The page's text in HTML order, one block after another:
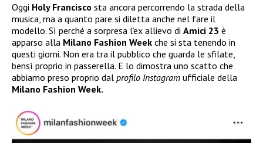
Oggi Holy Francisco sta ancora percorrendo la strada della
musica, ma a quanto pare si diletta anche nel fare il
modello. Sì perché a sorpresa l’ex allievo di Amici 23 è
apparso alla Milano Fashion Week che si sta tenendo in
questi giorni. Non era tra il pubblico che guarda le sfilate,
bensì proprio in passerella. E lo dimostra uno scatto che
abbiamo preso proprio dal profilo Instagram ufficiale della
Milano Fashion Week.